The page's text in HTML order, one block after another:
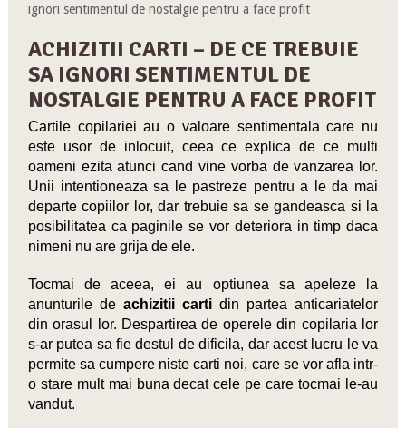
ignori sentimentul de nostalgie pentru a face profit
ACHIZITII CARTI – DE CE TREBUIE
SA IGNORI SENTIMENTUL DE
NOSTALGIE PENTRU A FACE PROFIT
Cartile copilariei au o valoare sentimentala care nu
este usor de inlocuit, ceea ce explica de ce multi
oameni ezita atunci cand vine vorba de vanzarea lor.
Unii intentioneaza sa le pastreze pentru a le da mai
departe copiilor lor, dar trebuie sa se gandeasca si la
posibilitatea ca paginile se vor deteriora in timp daca
nimeni nu are grija de ele.
Tocmai de aceea, ei au optiunea sa apeleze la
anunturile deachizitii cartidin partea anticariatelor
din orasul lor. Despartirea de operele din copilaria lor
s-ar putea sa fie destul de dificila, dar acest lucru le va
permite sa cumpere niste carti noi, care se vor afla intr-
o stare mult mai buna decat cele pe care tocmai le-au
vandut.